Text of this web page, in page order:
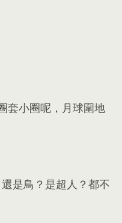
套小圈呢 ， 月球圍地
是鳥？是超人？都不